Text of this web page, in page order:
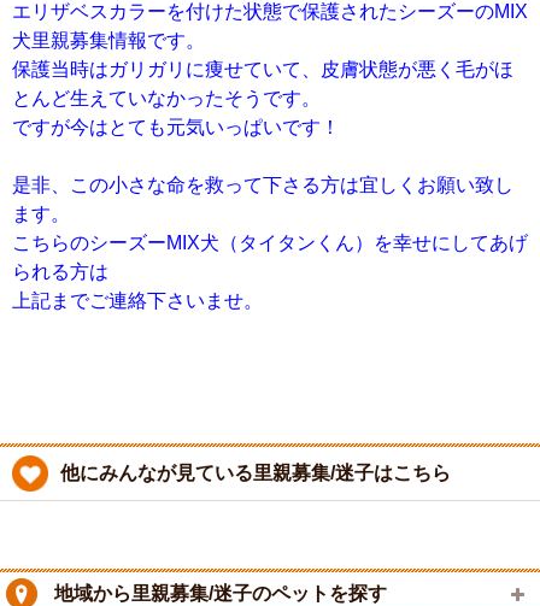
エリザベスカラーを付けた状態で保護されたシーズーのMIX
犬里親募集情報です。
保護当時はガリガリに痩せていて、皮膚状態が悪く毛がほ
とんど生えていなかったそうです。
ですが今はとても元気いっぱいです！
是非、この小さな命を救って下さる方は宜しくお願い致し
ます。
こちらのシーズーMIX犬（タイタンくん）を幸せにしてあげ
られる方は
上記までご連絡下さいませ。
他にみんなが見ている里親募集/迷子はこちら
地域から里親募集/迷子のペットを探す